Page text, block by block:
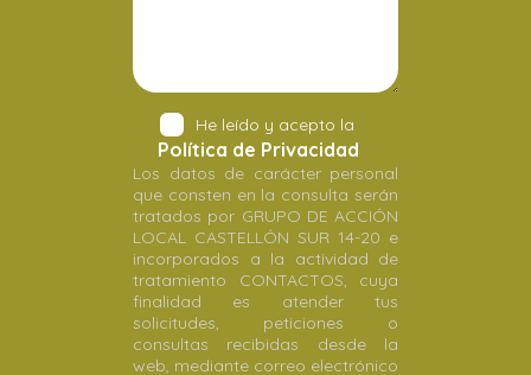
He leído y acepto la
Política de Privacidad
Los datos de carácter personal
que consten en la consulta serán
tratados por GRUPO DE ACCIÓN
LOCAL CASTELLÓN SUR 14-20 e
incorporados a la actividad de
tratamiento CONTACTOS, cuya
finalidad es atender tus
solicitudes, peticiones o
consultas recibidas desde la
web, mediante correo electrónico